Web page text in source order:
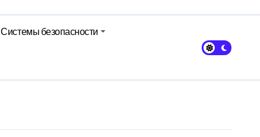
Системы безопасности